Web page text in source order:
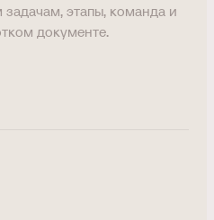
этапы, команда и
документе.